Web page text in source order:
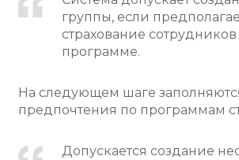
группы, если
страхование
программе.
На следующем шаге
предпочтения по программам
Допускается создание